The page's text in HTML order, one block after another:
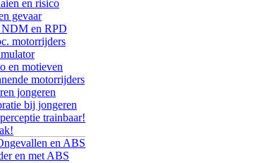
en risico
gevaar
NDM en RPD
motorrijders
en motieven
motorrijders
jongeren
bij jongeren
trainbaar!
en ABS
en met ABS